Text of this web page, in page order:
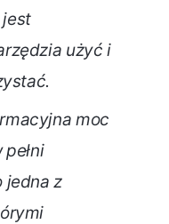
jest
użyć i
moc
jedna z